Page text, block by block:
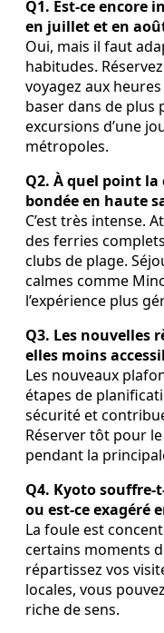
Q1. Est-ce encore
en juillet et en
Oui, mais il faut
habitudes.
voyagez aux
baser dans de plus
excursions d’une
métropoles.
Q2. À quel point
bondée en haute
C’est très intense.
des ferries
clubs de plage.
calmes comme
l’expérience plus
Q3. Les nouvelles
elles moins
Les nouveaux
étapes de
sécurité et
Réserver tôt pour
pendant la
Q4. Kyoto
ou est-ce exagéré
La foule est
certains moments
répartissez vos
locales, vous
riche de sens.